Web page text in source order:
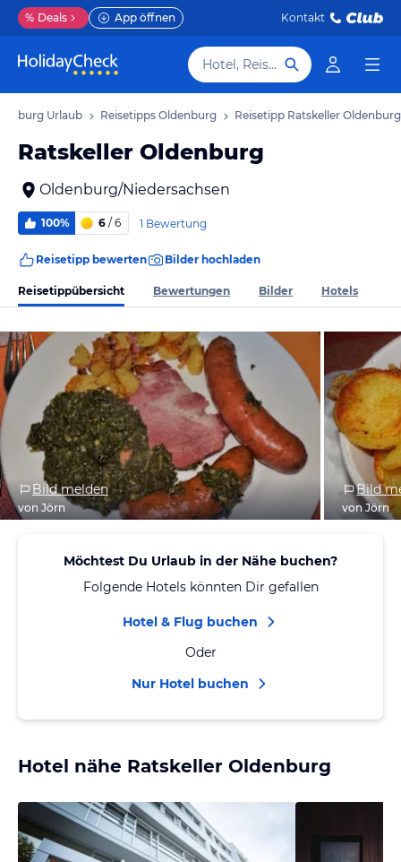
% Deals App öffnen Kontakt
Hotel, Reiseziel
Urlaub Reisetipps Oldenburg Reisetipp Ratskeller Oldenburg
Ratskeller Oldenburg
Oldenburg/Niedersachsen
100% 6 / 6 1 Bewertung
Reisetipp bewerten Bilder hochladen
Reisetippübersicht Bewertungen Bilder Hotels
Bild melden
von Jörn
Bild
von Jörn
Möchtest Du Urlaub in der Nähe buchen?
Folgende Hotels könnten Dir gefallen
Hotel & Flug buchen
Oder
Nur Hotel buchen
Hotel nähe Ratskeller Oldenburg